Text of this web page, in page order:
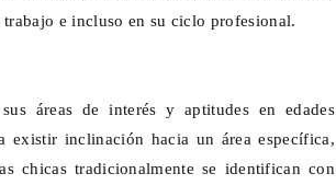
e incluso en su ciclo profesional.
áreas de interés y aptitudes en edades
existir inclinación hacia un área específica,
chicas tradicionalmente se identifican con